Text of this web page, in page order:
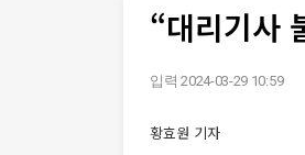
“대리기사
입력 2024-03-29 10:59
황효원 기자